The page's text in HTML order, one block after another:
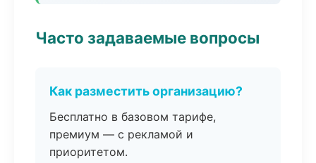
Часто задаваемые вопросы
Как разместить организацию?
Бесплатно в базовом тарифе,
премиум — с рекламой и
приоритетом.